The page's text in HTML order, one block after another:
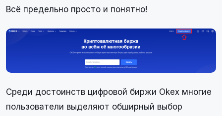
Всё предельно просто и понятно!
Среди достоинств цифровой биржи Okex многие
пользователи выделяют обширный выбор